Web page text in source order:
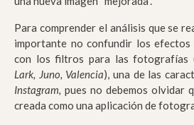
Para comprender el análisis que se
importante no confundir los efectos
con los filtros para las fotografías
Lark, Juno, Valencia), una de las
Instagram, pues no debemos olvidar
creada como una aplicación de